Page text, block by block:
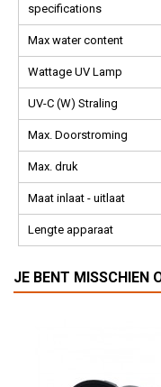
specifications
Max water content
Wattage UV Lamp
UV-C (W) Straling
Max. Doorstroming
Max. druk
Maat inlaat - uitlaat
Lengte apparaat
JE BENT MISSCHIEN